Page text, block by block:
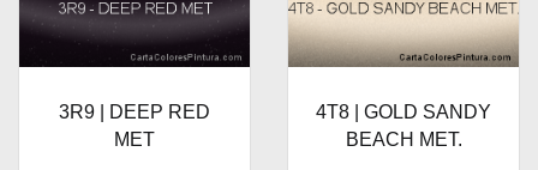
3R9 | DEEP RED
MET
4T8 | GOLD SANDY
BEACH MET.